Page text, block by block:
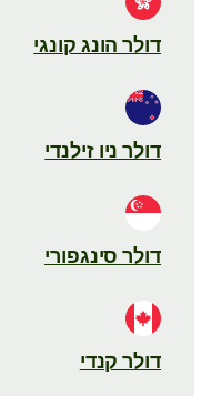
דולר הונג קונגי
דולר ניו זילנדי
דולר סינגפורי
דולר קנדי